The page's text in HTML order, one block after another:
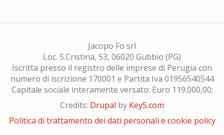
Jacopo Fo srl
Loc. S.Cristina, 53, 06020 Gubbio (PG)
Iscritta presso il registro delle imprese di Perugia con
numero di iscrizione 170001 e Partita Iva 01956540544
Capitale sociale interamente versato: Euro 119.000,00;
Credits: Drupal by Key5.com
Politica di trattamento dei dati personali e cookie policy